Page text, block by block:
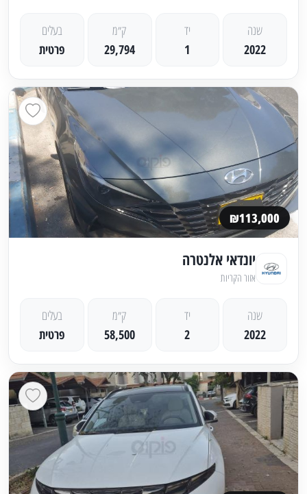
שנה
2022
יד
1
ק״מ
29,794
בעלים
פרטית
₪113,000
יונדאי אלנטרה
אזור הקריות
שנה
2022
יד
2
ק״מ
58,500
בעלים
פרטית